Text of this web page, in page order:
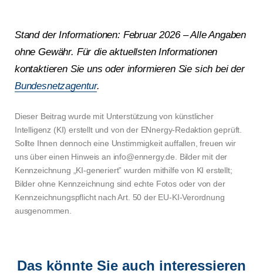
Stand der Informationen: Februar 2026 – Alle Angaben
ohne Gewähr. Für die aktuellsten Informationen
kontaktieren Sie uns oder informieren Sie sich bei der
Bundesnetzagentur.
Dieser Beitrag wurde mit Unterstützung von künstlicher
Intelligenz (KI) erstellt und von der ENnergy-Redaktion geprüft.
Sollte Ihnen dennoch eine Unstimmigkeit auffallen, freuen wir
uns über einen Hinweis an info@ennergy.de. Bilder mit der
Kennzeichnung „KI-generiert” wurden mithilfe von KI erstellt;
Bilder ohne Kennzeichnung sind echte Fotos oder von der
Kennzeichnungspflicht nach Art. 50 der EU-KI-Verordnung
ausgenommen.
Das könnte Sie auch interessieren